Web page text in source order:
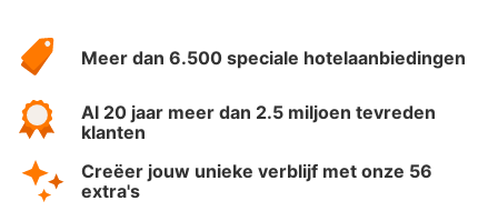
HotelSpecials
Meer dan 6.500 speciale hotelaanbiedingen
Al 20 jaar meer dan 2.5 miljoen tevreden
klanten
Creëer jouw unieke verblijf met onze 56
extra's